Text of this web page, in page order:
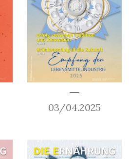
03/04.2025